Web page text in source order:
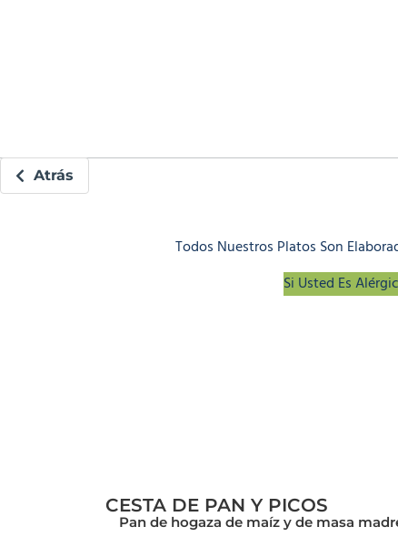
Atrás
Todos Nuestros Platos Son
Si Usted Es
CESTA DE PAN Y PICOS
Pan de hogaza de maíz y de masa